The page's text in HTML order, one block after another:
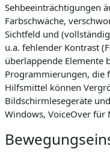
Sehbeeinträchtigungen
Farbschwäche,
Sichtfeld und
u.a. fehlender Kontrast
überlappende Elemente
Programmierungen, die
Hilfsmittel können
Bildschirmlesegeräte
Windows, VoiceOver für